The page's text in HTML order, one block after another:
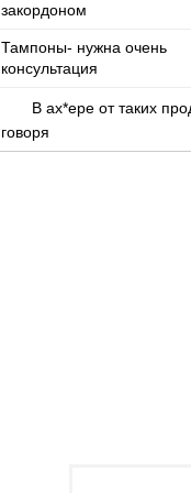
закордоном
Тампоны- нужна очень
консультация
В ах*ере от таких
говоря